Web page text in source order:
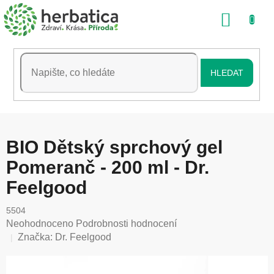
Přejít
na
obsah
HLEDAT
BIO Dětský sprchový gel
Pomeranč - 200 ml - Dr.
Feelgood
5504
Průměrné
hodnocení
Neohodnoceno Podrobnosti hodnocení
Značka: Dr. Feelgood